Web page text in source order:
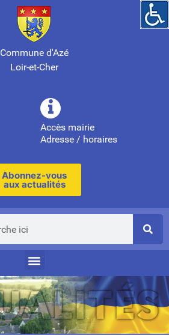
Commune d'Azé
Loir-et-Cher
Accès mairie
Adresse / horaires
Abonnez-vous
aux actualités